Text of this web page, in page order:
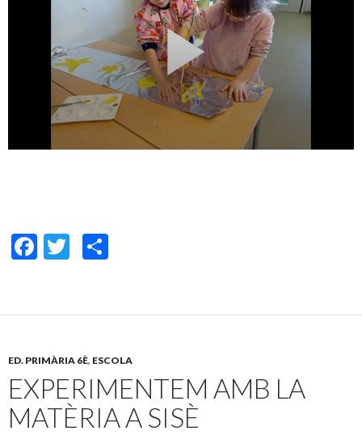
F
b
o
o
k
T
er p
ar
te
ix
ED. PRIMÀRIA 6È, ESCOLA
EXPERIMENTEM AMB LA
MATÈRIA A SISÈ